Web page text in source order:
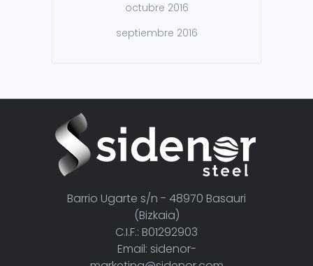
octubre 2016
septiembre 2016
Barrio Ugarte s/n - 48970 Basauri
(Bizkaia)
C.I.F.: B01292903
Email: sidenor-